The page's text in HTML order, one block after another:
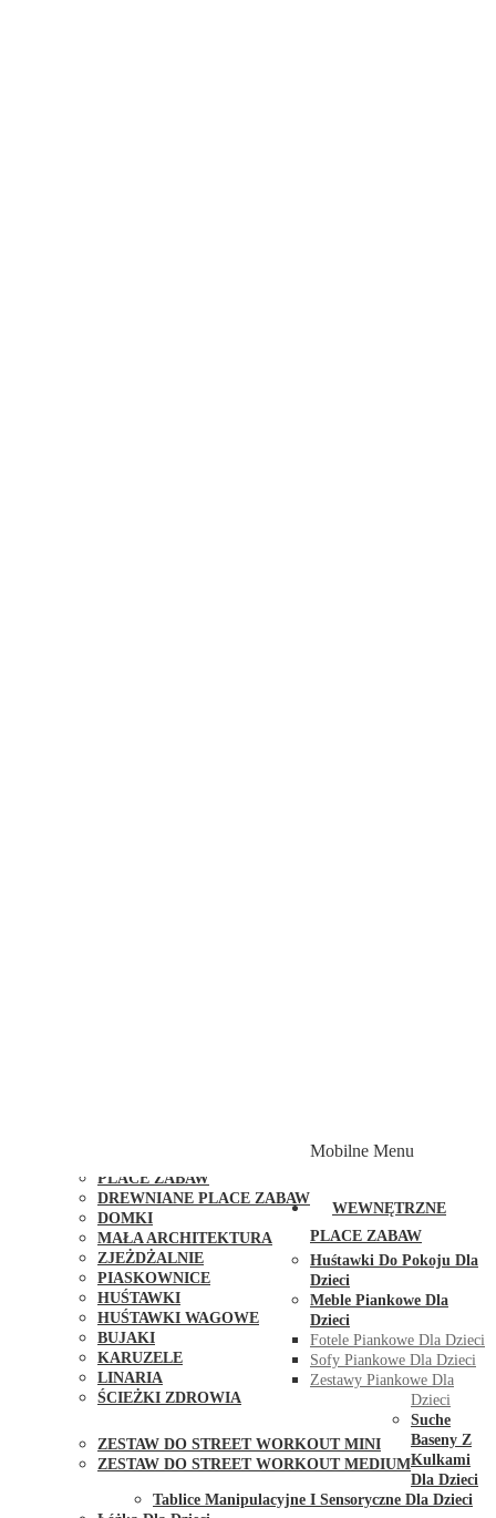
PLACE ZABAW
DREWNIANE PLACE ZABAW
DOMKI
MAŁA ARCHITEKTURA
ZJEŻDŻALNIE
PIASKOWNICE
HUŚTAWKI
HUŚTAWKI WAGOWE
BUJAKI
KARUZELE
LINARIA
ŚCIEŻKI ZDROWIA
ZESTAW DO STREET WORKOUT MINI
ZESTAW DO STREET WORKOUT MEDIUM
Mobilne Menu
WEWNĘTRZNE
PLACE ZABAW
Huśtawki Do Pokoju Dla
Dzieci
Meble Piankowe Dla
Dzieci
Fotele Piankowe Dla Dzieci
Sofy Piankowe Dla Dzieci
Zestawy Piankowe Dla
Dzieci
Suche
Baseny Z
Kulkami
Dla Dzieci
Tablice Manipulacyjne I Sensoryczne Dla Dzieci